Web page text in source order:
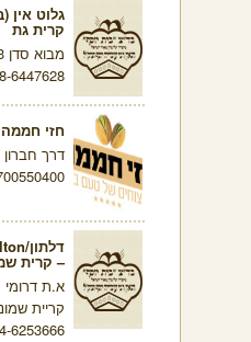
גלוט אין
קרית גת
מבוא סדן 3, קריית גת
6447628
חזי
דרך חברון 21, באר שבע
– קרית
א.ת
קריית
6253666